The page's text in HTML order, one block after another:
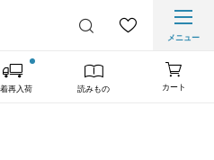
メニュー
再入荷 読みもの カート